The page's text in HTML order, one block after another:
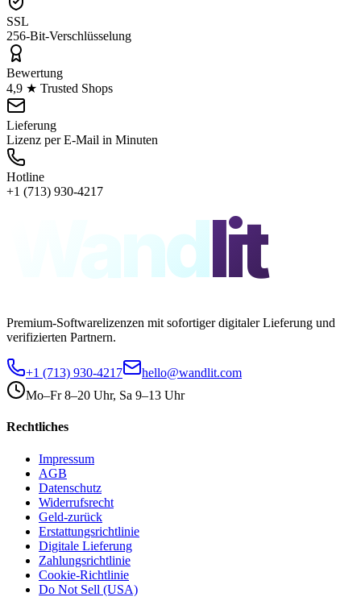
SSL
256-Bit-Verschlüsselung
Bewertung
4,9 ★ Trusted Shops
Lieferung
Lizenz per E-Mail in Minuten
Hotline
+1 (713) 930-4217
Wandlit
Premium-Softwarelizenzen mit sofortiger digitaler Lieferung und
verifizierten Partnern.
+1 (713) 930-4217
hello@wandlit.com
Mo–Fr 8–20 Uhr, Sa 9–13 Uhr
Rechtliches
Impressum
AGB
Datenschutz
Widerrufsrecht
Geld-zurück
Erstattungsrichtlinie
Digitale Lieferung
Zahlungsrichtlinie
Cookie-Richtlinie
Do Not Sell (USA)